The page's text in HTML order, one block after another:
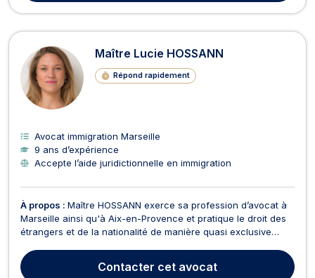
Maître Lucie HOSSANN
Répond rapidement
Avocat immigration Marseille
9 ans d’expérience
Accepte l’aide juridictionnelle en immigration
À propos : Maître HOSSANN exerce sa profession d’avocat à
Marseille ainsi qu'à Aix-en-Provence et pratique le droit des
étrangers et de la nationalité de manière quasi exclusive
permis de rencontrer diverses situations juridiques et de
représenter les intérêts de ressortis...
Contacter cet avocat